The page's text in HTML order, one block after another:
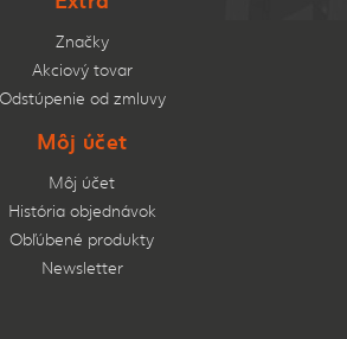
Značky
Akciový tovar
Odstúpenie od zmluvy
Môj účet
Môj účet
História objednávok
Obľúbené produkty
Newsletter